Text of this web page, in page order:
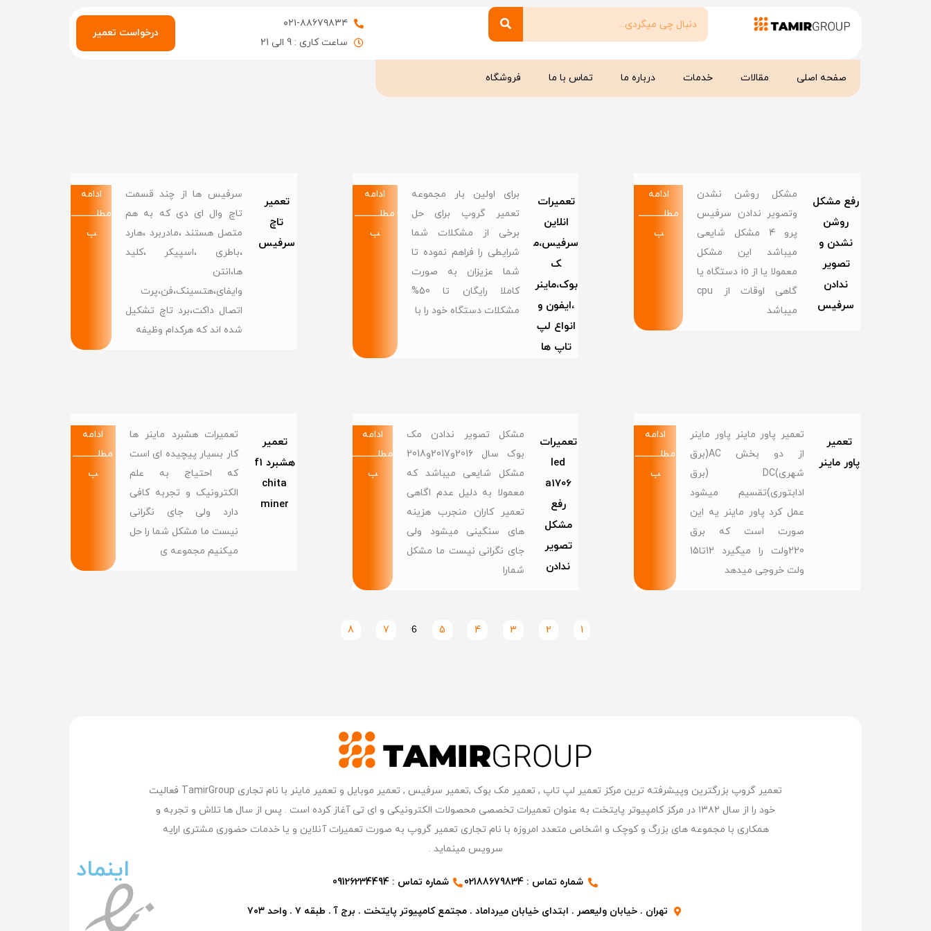
۰۲۱-۸۸۶۷۹۸۳۴
ساعت کاری : 9 الی 21
درخواست تعمیر
صفحه اصلی مقالات خدمات درباره ما تماس با ما فروشگاه
رفع مشکل
روشن
نشدن و
تصویر
ندادن
سرفیس
مشکل روشن نشدن
وتصویر ندادن سرفیس
پرو 4 مشکل شایعی
میباشد این مشکل
معمولا یا از io دستگاه یا
گاهی اوقات از cpu
میباشد
ادامه
مطلــــــــــــ
ب
تعمیرات
انلاین
سرفیس،م
ک
بوک،ماینر
،ایفون و
انواع لپ
تاپ ها
برای اولین بار مجموعه
تعمیر گروپ برای حل
برخی از مشکلات شما
شرایطی را فراهم نموده تا
شما عزیزان به صورت
کاملا رایگان تا 50%
مشکلات دستگاه خود را با
ادامه
مطلــــــــــــ
ب
تعمیر
تاچ
سرفیس
سرفیس ها از چند قسمت
تاچ وال ای دی که به هم
متصل هستند ،مادربرد ،هارد
،باطری ،اسپیکر ،کلید
ها،انتن
وایفای،هتسینک،فن،پرت
اتصال داکت،برد تاچ تشکیل
شده اند که هرکدام وظیفه
ادامه
مطلــــــــــــ
ب
تعمیر
پاور ماینر
تعمیر پاور ماینر پاور ماینر
از دو بخش AC(برق
شهری)DC (برق
ادابتوری)تقسیم میشود
عمل کرد پاور ماینر یه این
صورت است که برق
220ولت را میگیرد 12تا15
ولت خروجی میدهد
ادامه
مطلــــــــــــ
ب
تعمیرات
led
a1706
رفع
مشکل
تصویر
ندادن
مشکل تصویر ندادن مک
بوک سال 2016و2017و2018
مشکل شایعی میباشد که
معمولا به دلیل عدم اگاهی
تعمیر کاران منجرب هزینه
های سنگینی میشود ولی
جای نگرانی نیست ما مشکل
شمارا
ادامه
مطلــــــــــــ
ب
تعمیر
هشبرد f1
chita
miner
تعمیرات هشبرد ماینر ها
کار بسیار پیچیده ای است
که احتیاج به علم
الکترونیک و تجربه کافی
دارد ولی جای نگرانی
نیست ما مشکل شما را حل
میکنیم مجموعه ی
ادامه
مطلــــــــــــ
ب
1
2
3
4
5
6
7
8
تعمیر گروپ بزرگترین وپیشرفته ترین مرکز تعمیر لپ تاپ , تعمیر مک بوک ,تعمیر سرفیس , تعمیر موبایل و تعمیر ماینر با نام تجاری TamirGroup فعالیت
خود را از سال ۱۳۸۲ در مرکز کامپیوتر پایتخت به عنوان تعمیرات تخصصی محصولات الکترونیکی و ای تی آغاز کرده است . پس از سال ها تلاش و تجربه و
همکاری با مجموعه های بزرگ و کوچک و اشخاص متعدد امروزه با نام تجاری تعمیر گروپ به صورت تعمیرات آنلاین و یا خدمات حضوری مشتری اراِیه
سرویس مینماید .
اینماد شماره تماس : 02188679834 شماره تماس : 09126234494
تهران . خیابان ولیعصر . ابتدای خیابان میرداماد . مجتمع کامپیوتر پایتخت . برج آ . طبقه ۷ . واحد ۷۰۳